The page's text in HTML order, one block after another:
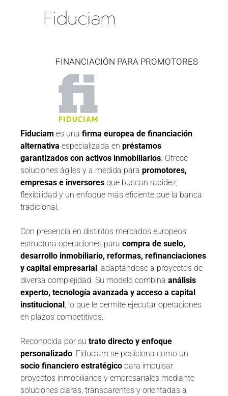
Fiduciam
FINANCIACIÓN PARA PROMOTORES
Fiduciam es una firma europea de financiación
alternativa especializada en préstamos
garantizados con activos inmobiliarios. Ofrece
soluciones ágiles y a medida para promotores,
empresas e inversores que buscan rapidez,
flexibilidad y un enfoque más eficiente que la banca
tradicional.
Con presencia en distintos mercados europeos,
estructura operaciones para compra de suelo,
desarrollo inmobiliario, reformas, refinanciaciones
y capital empresarial , adaptándose a proyectos de
diversa complejidad. Su modelo combina análisis
experto, tecnología avanzada y acceso a capital
institucional , lo que le permite ejecutar operaciones
en plazos competitivos.
Reconocida por su trato directo y enfoque
personalizado, Fiduciam se posiciona como un
socio financiero estratégico para impulsar
proyectos inmobiliarios y empresariales mediante
soluciones claras, transparentes y orientadas a